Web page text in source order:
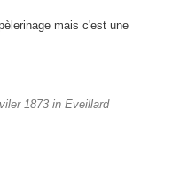
mais c'est une
1873 in Eveillard